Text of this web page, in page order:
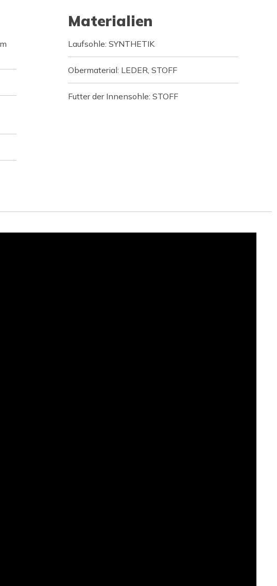
Materialien
Laufsohle: SYNTHETIK
Obermaterial: LEDER, STOFF
Futter der Innensohle: STOFF